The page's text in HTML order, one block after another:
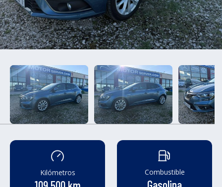
Kilómetros Combustible